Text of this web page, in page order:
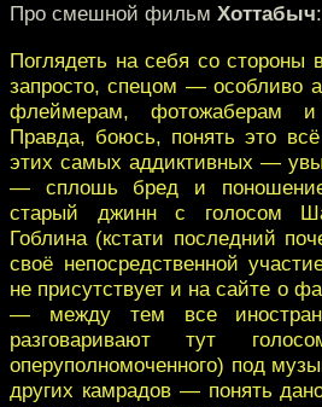
Про смешной фильм Хоттабыч:
Поглядеть на себя со
запросто, спецом — особливо
флеймерам, фотожаберам и
Правда, боюсь, понять это
этих самых аддиктивных —
— сплошь бред и
старый джинн с голосом
Гоблина (кстати последний
своё непосредственной
не присутствует и на сайте о
— между тем все
разговаривают тут
оперуполномоченного) под
других камрадов — понять